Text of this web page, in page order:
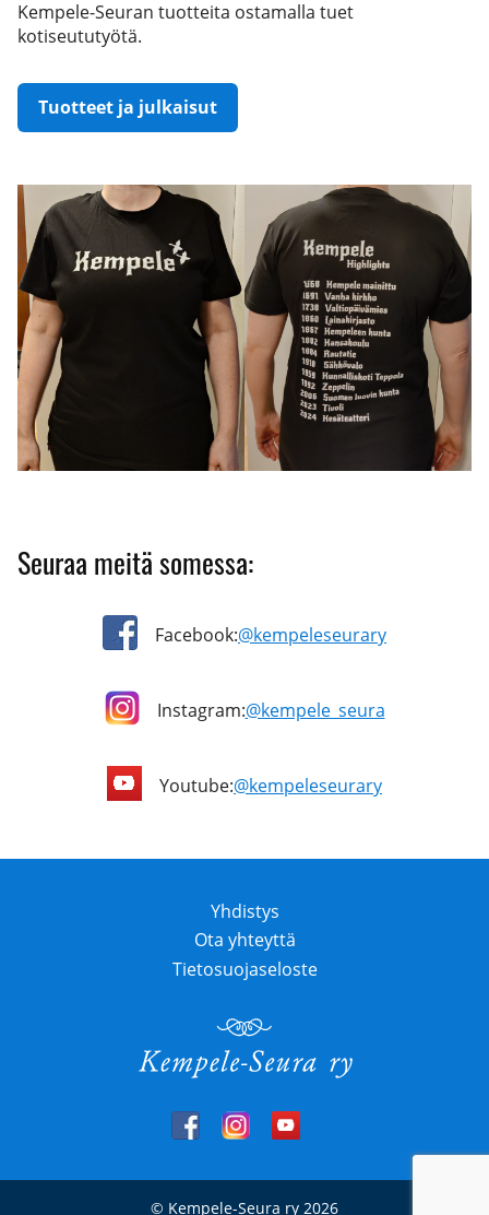
Kempele-Seuran tuotteita ostamalla tuet
kotiseututyötä.
Tuotteet ja julkaisut
Seuraa meitä somessa:
Facebook:@kempeleseurary
Instagram:@kempele_seura
Youtube:@kempeleseurary
Yhdistys
Ota yhteyttä
Tietosuojaseloste
© Kempele-Seura ry 2026